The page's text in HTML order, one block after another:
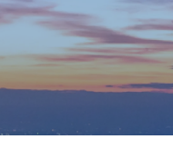
輸送
ソリューション
ビス
キャリア